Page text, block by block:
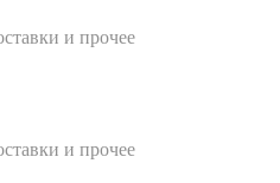
и прочее
и прочее